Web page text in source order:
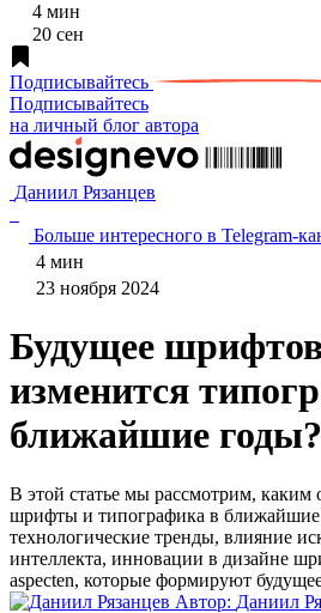
4 мин
20 сен
Подписывайтесь
Подписывайтесь
на личный блог автора
Даниил Рязанцев
Больше интересного в
4 мин
23 ноября 2024
Будущее
изменится
ближайшие годы?
В этой статье мы рассмотрим, каким
шрифты и типографика в
технологические тренды, влияние
интеллекта, инновации в дизайне
aspecten, которые формируют
Автор: Даниил